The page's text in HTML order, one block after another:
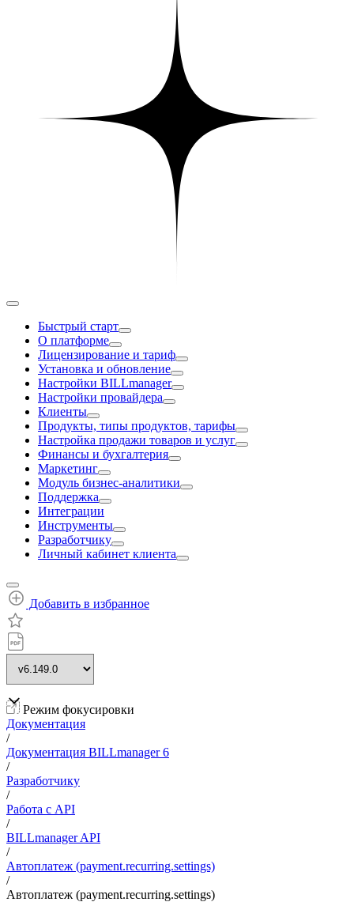
Быстрый старт
О платформе
Лицензирование и тариф
Установка и обновление
Настройки BILLmanager
Настройки провайдера
Клиенты
Продукты, типы продуктов, тарифы
Настройка продажи товаров и услуг
Финансы и бухгалтерия
Маркетинг
Модуль бизнес-аналитики
Поддержка
Интеграции
Инструменты
Разработчику
Личный кабинет клиента
Добавить в избранное
Режим фокусировки
Документация
/
Документация BILLmanager 6
/
Разработчику
/
Работа с API
/
BILLmanager API
/
Автоплатеж (payment.recurring.settings)
/
Автоплатеж (payment.recurring.settings)